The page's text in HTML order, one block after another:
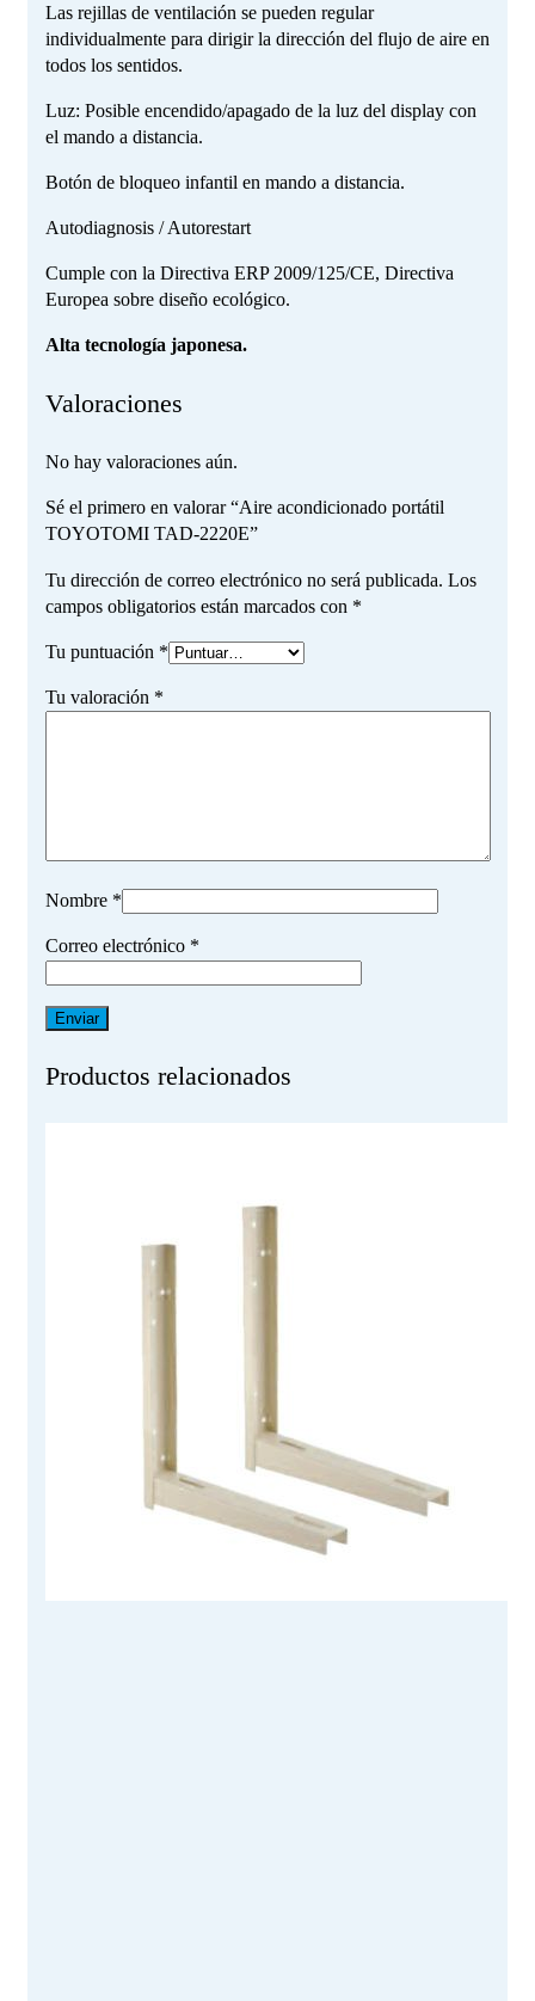
Las rejillas de ventilación se pueden regular
individualmente para dirigir la dirección del flujo de aire en
todos los sentidos.
Luz: Posible encendido/apagado de la luz del display con
el mando a distancia.
Botón de bloqueo infantil en mando a distancia.
Autodiagnosis / Autorestart
Cumple con la Directiva ERP 2009/125/CE, Directiva
Europea sobre diseño ecológico.
Alta tecnología japonesa.
Valoraciones
No hay valoraciones aún.
Sé el primero en valorar “Aire acondicionado portátil
TOYOTOMI TAD-2220E”
Tu dirección de correo electrónico no será publicada. Los
campos obligatorios están marcados con *
Tu puntuación *
Tu valoración *
Nombre *
Correo electrónico *
Productos relacionados